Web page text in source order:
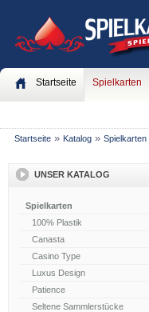
Startseite Spielkarten
Startseite » Katalog » Spielkarten
UNSER KATALOG
Spielkarten
100% Plastik
Canasta
Casino Type
Luxus Design
Patience
Seltene Sammlerstücke